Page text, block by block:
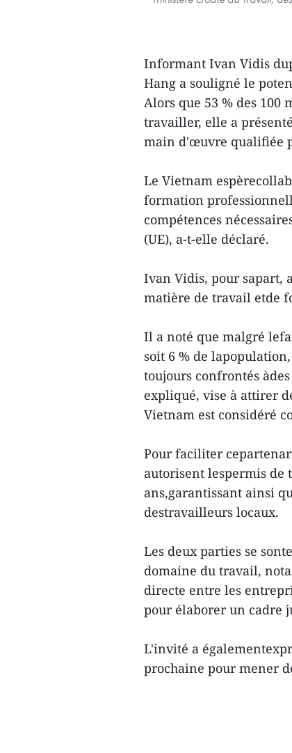
Informant Ivan Vidis
Hang a souligné le
Alors que 53 % des
travailler, elle a
main d'œuvre qualifiée
Le Vietnam
formation
compétences
(UE), a-t-elle déclaré.
Ivan Vidis, pour sapart,
matière de travail etde
Il a noté que malgré
soit 6 % de
toujours confrontés
expliqué, vise à attirer
Vietnam est considéré
Pour faciliter
autorisent lespermis de
ans,garantissant ainsi
destravailleurs locaux.
Les deux parties se
domaine du travail,
directe entre les
pour élaborer un cadre
L'invité a
prochaine pour mener